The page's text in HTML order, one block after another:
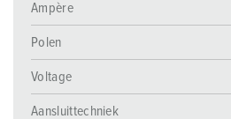
Ampère
Polen
Voltage
Aansluittechniek